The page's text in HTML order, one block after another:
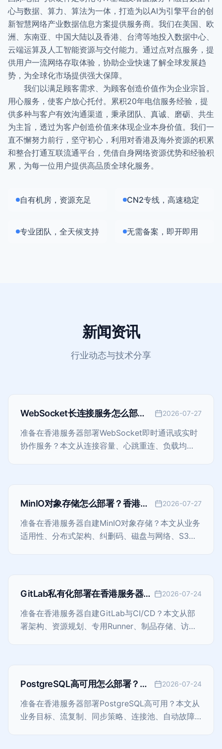
心与数据、算力、算法为一体，打造为以AI为引擎平台的创
新智慧网络产业数据信息方案提供服务商。我们在美国、欧
洲、东南亚、中国大陆以及香港、台湾等地投入数据中心、
云端运算及人工智能资源与交付能力。通过点对点服务，提
供用户一流网络存取体验，协助企业快速了解全球发展趋
势，为全球化市场提供强大保障。
我们以满足顾客需求、为顾客创造价值作为企业宗旨。
用心服务，使客户放心托付。累积20年电信服务经验，提
供多种与客户有效沟通渠道，秉承团队、真诚、磨砺、共生
为主旨，透过为客户创造价值来体现企业本身价值。我们一
直不懈努力前行，坚守初心，利用对香港及海外资源的积累
和整合打通互联流通平台，凭借自身网络资源优势和经验积
累，为每一位用户提供高品质全球化服务。
自有机房，资源充足 CN2专线，高速稳定
专业团队，全天候支持 无需备案，即开即用
新闻资讯
行业动态与技术分享
WebSocket长连接服务怎么部
署？香港服务器即时通讯架构与容
量规划指南
2026-07-27
准备在香港服务器部署WebSocket即时通讯或实时
协作服务？本文从连接容量、心跳重连、负载均
MinIO对象存储怎么部署？香港服
务器自建S3兼容存储完整指南
2026-07-27
准备在香港服务器自建MinIO对象存储？本文从业务
适用性、分布式架构、纠删码、磁盘与网络、S3权
GitLab私有化部署在香港服务器怎
么做？从Runner到备份与安全的
完整指南
2026-07-24
准备在香港服务器自建GitLab与CI/CD？本文从部
署架构、资源规划、专用Runner、制品存储、访问
PostgreSQL高可用怎么部署？香
港服务器主从复制、连接池与故障
切换指南
2026-07-24
准备在香港服务器部署PostgreSQL高可用？本文从
业务目标、流复制、同步策略、连接池、自动故障